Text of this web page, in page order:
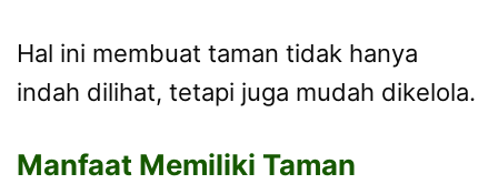
Hal ini membuat taman tidak hanya
indah dilihat, tetapi juga mudah dikelola.
Manfaat Memiliki Taman